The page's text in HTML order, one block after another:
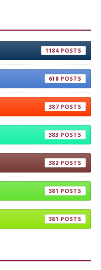
1184
618
387
383
382
381
381